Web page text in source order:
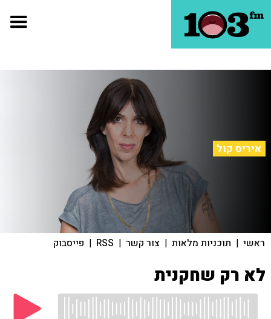
איריס קול
ראשי | תוכניות מלאות | צור קשר |
RSS
| פייסבוק
לא רק שחקנית